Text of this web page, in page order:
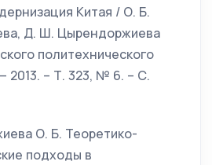
Китая / О. Б.
Д. Ш. Цырендоржиева
политехнического
2013. – Т. 323, № 6. – С.
О. Б. Теоретико-
подходы в